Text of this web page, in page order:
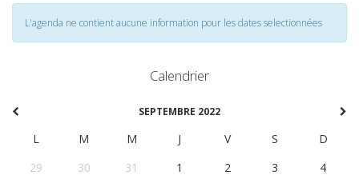
L'agenda ne contient aucune information pour les dates selectionnées
Calendrier
SEPTEMBRE 2022
L M M J V S
D
29
30 31 1 2 3
4